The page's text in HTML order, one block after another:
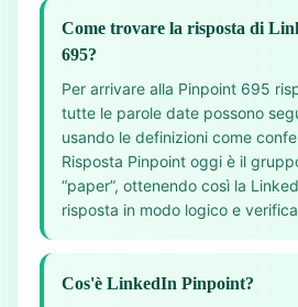
Come trovare la risposta di
695?
Per arrivare alla Pinpoint 695
tutte le parole date possono
usando le definizioni come
Risposta Pinpoint oggi è il
“paper”, ottenendo così la
risposta in modo logico e
Cos'è LinkedIn Pinpoint?